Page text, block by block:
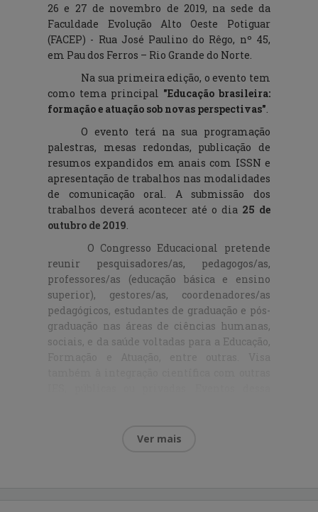
26 e 27 de novembro de 2019, na sede da
Faculdade Evolução Alto Oeste Potiguar
(FACEP) - Rua José Paulino do Rêgo, nº 45,
em Pau dos Ferros – Rio Grande do Norte.
Na sua primeira edição, o evento tem
como tema principal "Educação brasileira:
formação e atuação sob novas perspectivas"
O evento terá na sua programação
palestras, mesas redondas, publicação de
resumos expandidos em anais com ISSN e
apresentação de trabalhos nas modalidades
de comunicação oral. A submissão dos
trabalhos deverá acontecer até o dia 25 de
outubro de 2019
O Congresso Educacional pretende
reunir pesquisadores/as, pedagogos/as,
professores/as (educação básica e ensino
superior), gestores/as, coordenadores/as
pedagógicos, estudantes de graduação e pós-
graduação nas áreas de ciências humanas,
sociais, e da saúde voltadas para a Educação,
pela tríade “ensino – pesquisa – extensão”
Ver mais